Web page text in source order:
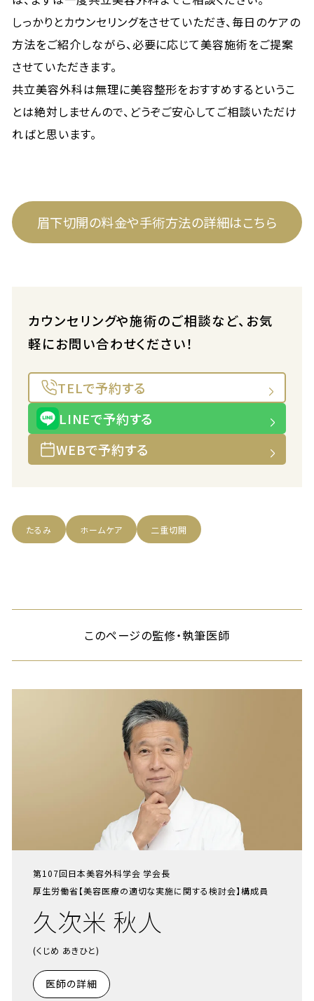
しっかりとカウンセリングをさせていただき、毎日のケアの
方法をご紹介しながら、必要に応じて美容施術をご提案
させていただきます。
共立美容外科は無理に美容整形をおすすめするというこ
とは絶対しませんので、どうぞご安心してご相談いただけ
ればと思います。
眉下切開の料金や手術方法の詳細はこちら
カウンセリングや施術のご相談など、お気
軽にお問い合わせください！
TELで予約する
LINEで予約する
WEBで予約する
たるみ ホームケア 二重切開
このページの監修・執筆医師
第107回日本美容外科学会 学会長
厚生労働省【美容医療の適切な実施に関する検討会】構成員
久次米 秋人
(くじめ あきひと)
医師の詳細